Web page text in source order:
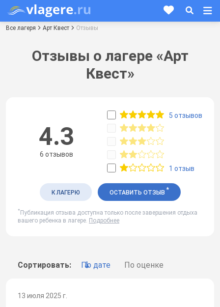
Все лагеря Арт Квест Отзывы
Отзывы о лагере «Арт
Квест»
Сортировать: По дате По оценке
13 июля 2025 г.
4.3
6 отзывов
5 отзывов
1 отзыв
К ЛАГЕРЮ ОСТАВИТЬ ОТЗЫВ *
* Публикация отзыва доступна только после завершения отдыха
вашего ребенка в лагере. Подробнее